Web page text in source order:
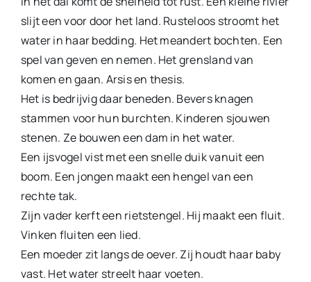
slijt een voor door het land. Rusteloos stroomt het
water in haar bedding. Het meandert bochten. Een
spel van geven en nemen. Het grensland van
komen en gaan. Arsis en thesis.
Het is bedrijvig daar beneden. Bevers knagen
stammen voor hun burchten. Kinderen sjouwen
stenen. Ze bouwen een dam in het water.
Een ijsvogel vist met een snelle duik vanuit een
boom. Een jongen maakt een hengel van een
rechte tak.
Zijn vader kerft een rietstengel. Hij maakt een fluit.
Vinken fluiten een lied.
Een moeder zit langs de oever. Zij houdt haar baby
vast. Het water streelt haar voeten.